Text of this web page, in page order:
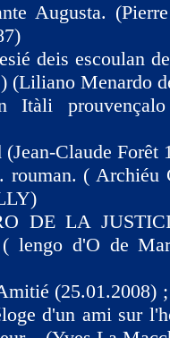
Augusta.
deis escoulan
(Liliano Menardo
Itàli
(Jean-Claude Forêt
rouman. ( Archiéu
DE LA
lengo d'O de
(25.01.2008)
d'un ami sur